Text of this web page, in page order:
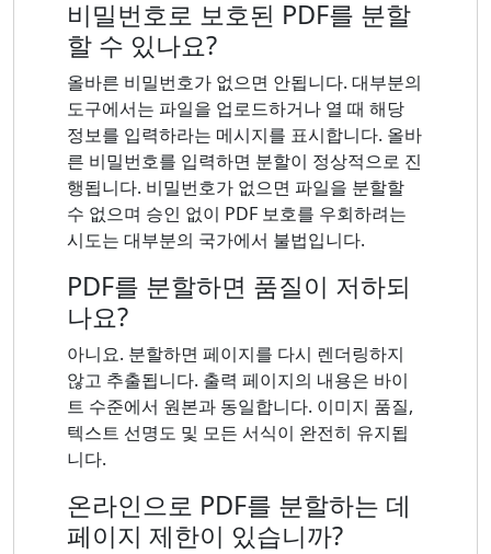
비밀번호로 보호된 PDF를 분할
할 수 있나요?
올바른 비밀번호가 없으면 안됩니다. 대부분의
도구에서는 파일을 업로드하거나 열 때 해당
정보를 입력하라는 메시지를 표시합니다. 올바
른 비밀번호를 입력하면 분할이 정상적으로 진
행됩니다. 비밀번호가 없으면 파일을 분할할
수 없으며 승인 없이 PDF 보호를 우회하려는
시도는 대부분의 국가에서 불법입니다.
PDF를 분할하면 품질이 저하되
나요?
아니요. 분할하면 페이지를 다시 렌더링하지
않고 추출됩니다. 출력 페이지의 내용은 바이
트 수준에서 원본과 동일합니다. 이미지 품질,
텍스트 선명도 및 모든 서식이 완전히 유지됩
니다.
온라인으로 PDF를 분할하는 데
페이지 제한이 있습니까?